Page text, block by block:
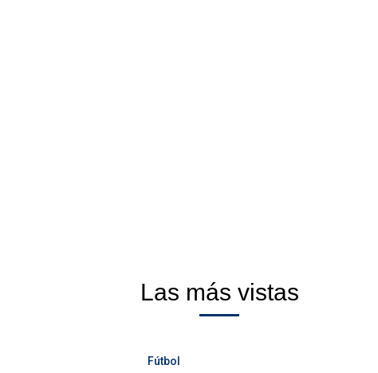
Las más vistas
Fútbol